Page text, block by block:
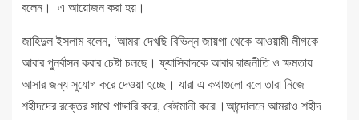
বলেন। এ আয়োজন করা হয়।
জাহিদুল ইসলাম বলেন, ‘আমরা দেখছি বিভিন্ন জায়গা থেকে আওয়ামী লীগকে
আবার পুনর্বাসন করার চেষ্টা চলছে। ফ্যাসিবাদকে আবার রাজনীতি ও ক্ষমতায়
আসার জন্য সুযোগ করে দেওয়া হচ্ছে। যারা এ কথাগুলো বলে তারা নিজে
শহীদদের রক্তের সাথে গাদ্দারি করে, বেঈমানী করে৷।আন্দোলনে আমরাও শহীদ